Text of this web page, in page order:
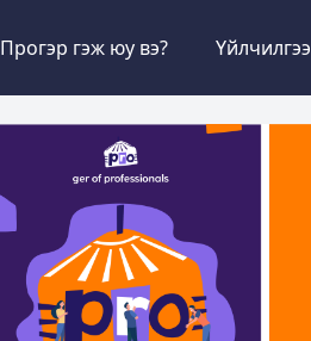
Прогэр гэж юу вэ? Үйлчилгээ